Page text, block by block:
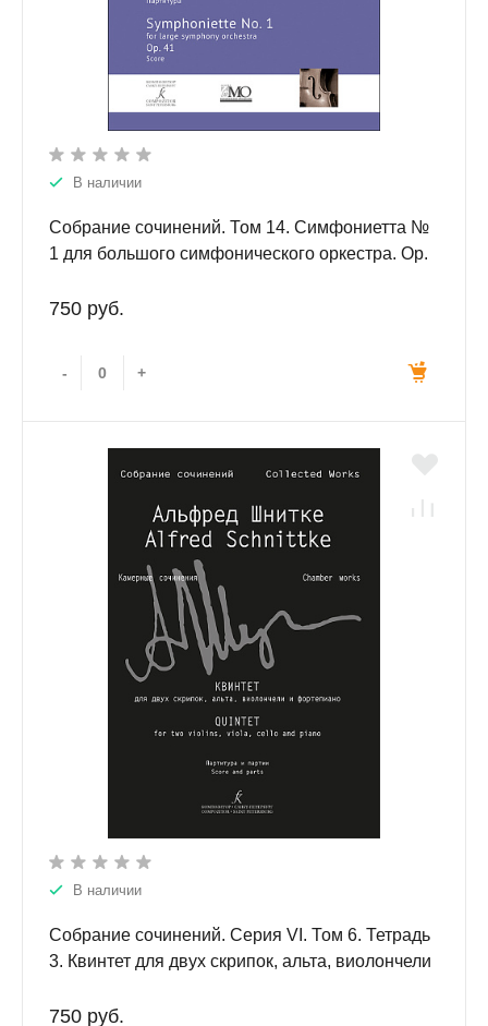
В наличии
Собрание сочинений. Том 14. Симфониетта №
1 для большого симфонического оркестра. Op.
750 руб.
- +
В наличии
Собрание сочинений. Серия VI. Том 6. Тетрадь
3. Квинтет для двух скрипок, альта, виолончели
750 руб.